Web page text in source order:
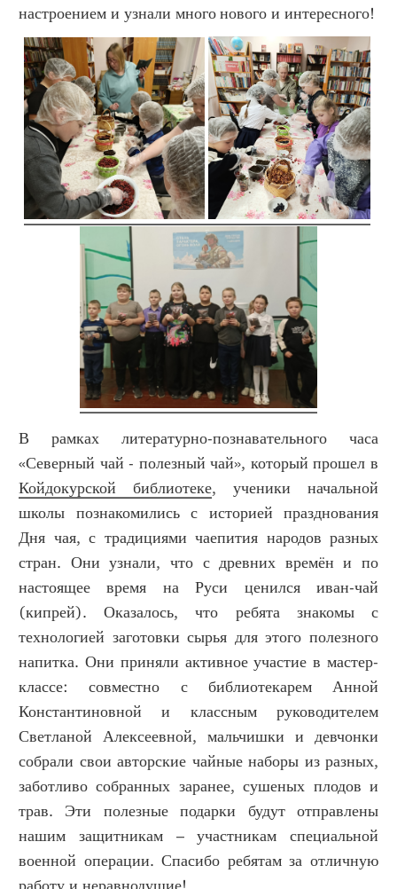
настроением и узнали много нового и интересного!
В рамках литературно-познавательного часа
«Северный чай - полезный чай», который прошел в
Койдокурской библиотеке, ученики начальной
школы познакомились с историей празднования
Дня чая, с традициями чаепития народов разных
стран. Они узнали, что с древних времён и по
настоящее время на Руси ценился иван-чай
(кипрей). Оказалось, что ребята знакомы с
технологией заготовки сырья для этого полезного
напитка. Они приняли активное участие в мастер-
классе: совместно с библиотекарем Анной
Константиновной и классным руководителем
Светланой Алексеевной, мальчишки и девчонки
собрали свои авторские чайные наборы из разных,
заботливо собранных заранее, сушеных плодов и
трав. Эти полезные подарки будут отправлены
нашим защитникам – участникам специальной
военной операции. Спасибо ребятам за отличную
работу и неравнодушие!